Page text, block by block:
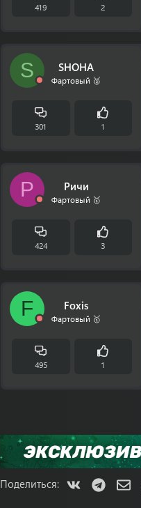
419 2
S SHOHA
Фартовый 🥈
301 1
Р Ричи
Фартовый 🥇
424 3
F Foxis
Фартовый 🥇
495 1
Поделиться: VK